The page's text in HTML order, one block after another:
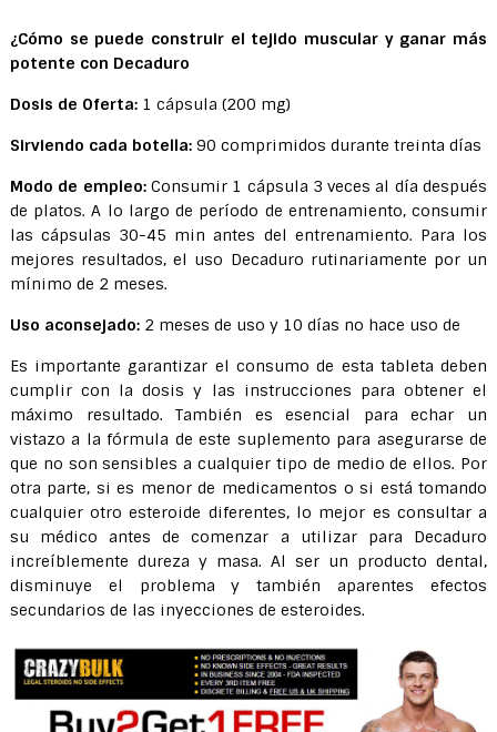
¿Cómo se puede construir el tejido muscular y ganar más
potente con Decaduro
Dosis de Oferta:1 cápsula (200 mg)
Sirviendo cada botella:90 comprimidos durante treinta días
Modo de empleo:Consumir 1 cápsula 3 veces al día después
de platos. A lo largo de período de entrenamiento, consumir
las cápsulas 30-45 min antes del entrenamiento. Para los
mejores resultados, el uso Decaduro rutinariamente por un
mínimo de 2 meses.
Uso aconsejado:2 meses de uso y 10 días no hace uso de
Es importante garantizar el consumo de esta tableta deben
cumplir con la dosis y las instrucciones para obtener el
máximo resultado. También es esencial para echar un
vistazo a la fórmula de este suplemento para asegurarse de
que no son sensibles a cualquier tipo de medio de ellos. Por
otra parte, si es menor de medicamentos o si está tomando
cualquier otro esteroide diferentes, lo mejor es consultar a
su médico antes de comenzar a utilizar para Decaduro
increíblemente dureza y masa. Al ser un producto dental,
disminuye el problema y también aparentes efectos
secundarios de las inyecciones de esteroides.